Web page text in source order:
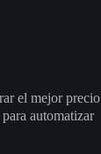
el mejor precio
automatizar